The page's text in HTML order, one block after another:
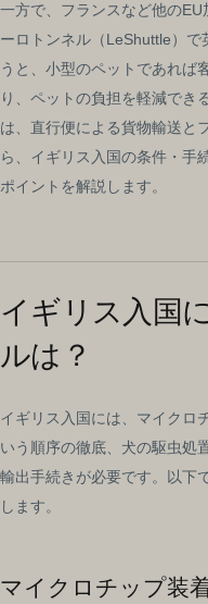
一方で、フランスなど他の
ーロトンネル（LeShuttle）
うと、小型のペットであれば
り、ペットの負担を軽減でき
は、直行便による貨物輸送と
ら、イギリス入国の条件・手
ポイントを解説します。
イギリス入国
ルは？
イギリス入国には、マイクロ
いう順序の徹底、犬の駆虫処
輸出手続きが必要です。以下
します。
マイクロチップ装